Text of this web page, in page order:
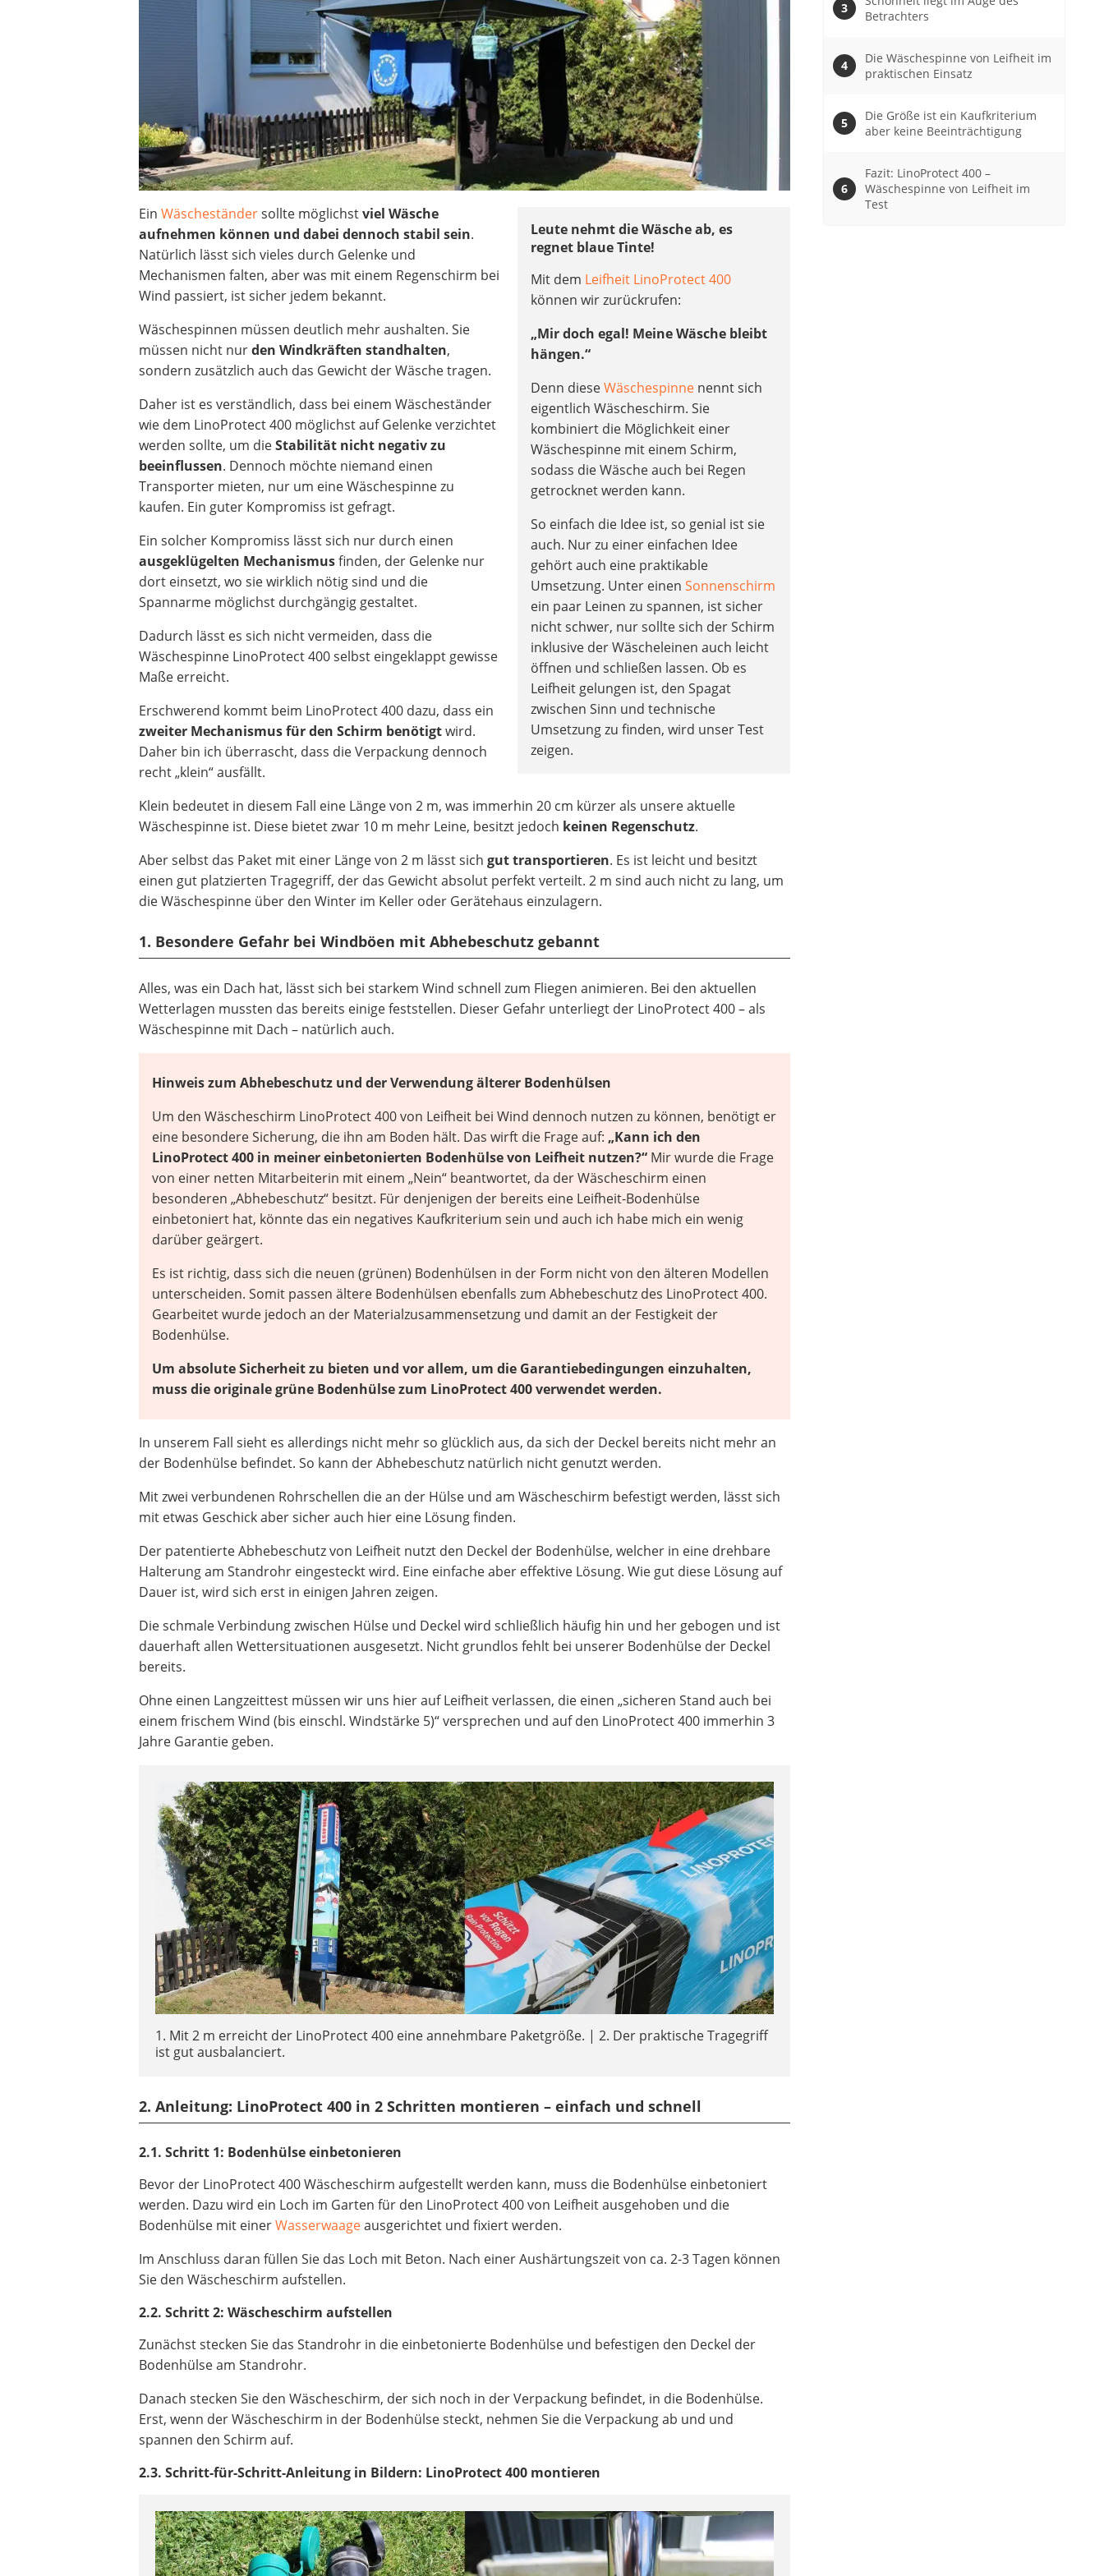
Steckdosenradio
Leute nehmt die Wäsche ab, es
regnet blaue Tinte!
Mit dem Leifheit LinoProtect 400
können wir zurückrufen:
„Mir doch egal! Meine Wäsche bleibt
hängen.“
Denn dieseWäschespinne nennt sich
eigentlich Wäscheschirm. Sie
kombiniert die Möglichkeit einer
Wäschespinne mit einem Schirm,
sodass die Wäsche auch bei Regen
getrocknet werden kann.
So einfach die Idee ist, so genial ist sie
auch. Nur zu einer einfachen Idee
gehört auch eine praktikable
Umsetzung. Unter einenSonnenschirm
ein paar Leinen zu spannen, ist sicher
nicht schwer, nur sollte sich der Schirm
inklusive der Wäscheleinen auch leicht
öffnen und schließen lassen. Ob es
Leifheit gelungen ist, den Spagat
zwischen Sinn und technische
Umsetzung zu finden, wird unser Test
zeigen.
EinWäscheständersollte möglichstviel Wäsche
aufnehmen können und dabei dennoch stabil sein.
Natürlich lässt sich vieles durch Gelenke und
Mechanismen falten, aber was mit einem Regenschirm bei
Wind passiert, ist sicher jedem bekannt.
Wäschespinnen müssen deutlich mehr aushalten. Sie
müssen nicht nurden Windkräften standhalten,
sondern zusätzlich auch das Gewicht der Wäsche tragen.
Daher ist es verständlich, dass bei einem Wäscheständer
wie dem LinoProtect 400 möglichst auf Gelenke verzichtet
werden sollte, um dieStabilität nicht negativ zu
beeinflussen. Dennoch möchte niemand einen
Transporter mieten, nur um eine Wäschespinne zu
kaufen. Ein guter Kompromiss ist gefragt.
Ein solcher Kompromiss lässt sich nur durch einen
ausgeklügelten Mechanismusfinden, der Gelenke nur
dort einsetzt, wo sie wirklich nötig sind und die
Spannarme möglichst durchgängig gestaltet.
Dadurch lässt es sich nicht vermeiden, dass die
Wäschespinne LinoProtect 400 selbst eingeklappt gewisse
Maße erreicht.
Erschwerend kommt beim LinoProtect 400 dazu, dass ein
zweiter Mechanismus für den Schirm benötigtwird.
Daher bin ich überrascht, dass die Verpackung dennoch
recht „klein“ ausfällt.
Klein bedeutet in diesem Fall eine Länge von 2 m, was immerhin 20 cm kürzer als unsere aktuelle
Wäschespinne ist. Diese bietet zwar 10 m mehr Leine, besitzt jedoch keinen Regenschutz.
Aber selbst das Paket mit einer Länge von 2 m lässt sichgut transportieren. Es ist leicht und besitzt
einen gut platzierten Tragegriff, der das Gewicht absolut perfekt verteilt. 2 m sind auch nicht zu lang, um
die Wäschespinne über den Winter im Keller oder Gerätehaus einzulagern.
1. Besondere Gefahr bei Windböen mit Abhebeschutz gebannt
Alles, was ein Dach hat, lässt sich bei starkem Wind schnell zum Fliegen animieren. Bei den aktuellen
Wetterlagen mussten das bereits einige feststellen. Dieser Gefahr unterliegt der LinoProtect 400 – als
Wäschespinne mit Dach – natürlich auch.
Hinweis zum Abhebeschutz und der Verwendung älterer Bodenhülsen
Um den Wäscheschirm LinoProtect 400 von Leifheit bei Wind dennoch nutzen zu können, benötigt er
eine besondere Sicherung, die ihn am Boden hält. Das wirft die Frage auf: „Kann ich den
LinoProtect 400 in meiner einbetonierten Bodenhülse von Leifheit nutzen?“ Mir wurde die Frage
von einer netten Mitarbeiterin mit einem „Nein“ beantwortet, da der Wäscheschirm einen
besonderen „Abhebeschutz“ besitzt. Für denjenigen der bereits eine Leifheit-Bodenhülse
einbetoniert hat, könnte das ein negatives Kaufkriterium sein und auch ich habe mich ein wenig
darüber geärgert.
Es ist richtig, dass sich die neuen (grünen) Bodenhülsen in der Form nicht von den älteren Modellen
unterscheiden. Somit passen ältere Bodenhülsen ebenfalls zum Abhebeschutz des LinoProtect 400.
Gearbeitet wurde jedoch an der Materialzusammensetzung und damit an der Festigkeit der
Bodenhülse.
Um absolute Sicherheit zu bieten und vor allem, um die Garantiebedingungen einzuhalten,
muss die originale grüne Bodenhülse zum LinoProtect 400 verwendet werden.
In unserem Fall sieht es allerdings nicht mehr so glücklich aus, da sich der Deckel bereits nicht mehr an
der Bodenhülse befindet. So kann der Abhebeschutz natürlich nicht genutzt werden.
Mit zwei verbundenen Rohrschellen die an der Hülse und am Wäscheschirm befestigt werden, lässt sich
mit etwas Geschick aber sicher auch hier eine Lösung finden.
Der patentierte Abhebeschutz von Leifheit nutzt den Deckel der Bodenhülse, welcher in eine drehbare
Halterung am Standrohr eingesteckt wird. Eine einfache aber effektive Lösung. Wie gut diese Lösung auf
Dauer ist, wird sich erst in einigen Jahren zeigen.
Die schmale Verbindung zwischen Hülse und Deckel wird schließlich häufig hin und her gebogen und ist
dauerhaft allen Wettersituationen ausgesetzt. Nicht grundlos fehlt bei unserer Bodenhülse der Deckel
bereits.
Ohne einen Langzeittest müssen wir uns hier auf Leifheit verlassen, die einen „sicheren Stand auch bei
einem frischem Wind (bis einschl. Windstärke 5)“ versprechen und auf den LinoProtect 400 immerhin 3
Jahre Garantie geben.
1. Mit 2 m erreicht der LinoProtect 400 eine annehmbare Paketgröße. | 2. Der praktische Tragegriff
ist gut ausbalanciert.
2. Anleitung: LinoProtect 400 in 2 Schritten montieren – einfach und schnell
2.1. Schritt 1: Bodenhülse einbetonieren
Bevor der LinoProtect 400Wäscheschirm aufgestellt werden kann, muss die Bodenhülse einbetoniert
werden. Dazu wird ein Loch im Garten für den LinoProtect 400 von Leifheitausgehoben und die
Bodenhülse mit einerWasserwaageausgerichtet und fixiert werden.
Im Anschluss daran füllen Sie das Loch mit Beton. Nach einer Aushärtungszeit von ca. 2-3 Tagen können
Sie den Wäscheschirm aufstellen.
2.2. Schritt 2: Wäscheschirm aufstellen
Zunächst stecken Sie das Standrohr in die einbetonierte Bodenhülse und befestigen den Deckel der
Bodenhülse am Standrohr.
Danach stecken Sie den Wäscheschirm, der sich noch in der Verpackung befindet, in die Bodenhülse.
Erst, wenn der Wäscheschirm in der Bodenhülse steckt, nehmen Sie die Verpackung ab und und
spannen den Schirm auf.
2.3. Schritt-für-Schritt-Anleitung in Bildern: LinoProtect 400 montieren
Betrachters
Die Wäschespinne von Leifheit im
praktischen Einsatz
Die Größe ist ein Kaufkriterium
aber keine Beeinträchtigung
Fazit: LinoProtect 400 –
Wäschespinne von Leifheit im
Test